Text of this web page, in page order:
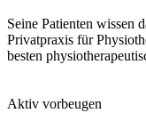
Seine Patienten wissen
Privatpraxis für
besten
Aktiv vorbeugen